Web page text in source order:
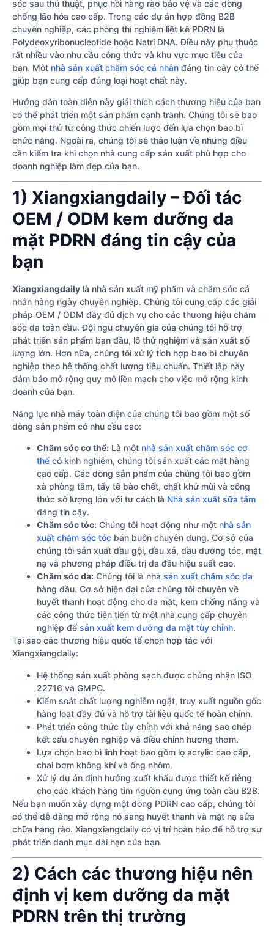
sóc sau thủ thuật, phục hồi hàng rào bảo vệ và các dòng
chống lão hóa cao cấp. Trong các dự án hợp đồng B2B
chuyên nghiệp, các phòng thí nghiệm liệt kê PDRN là
Polydeoxyribonucleotide hoặc Natri DNA. Điều này phụ thuộc
rất nhiều vào nhu cầu công thức và khu vực mục tiêu của
bạn. Một nhà sản xuất chăm sóc cá nhân đáng tin cậy có thể
giúp bạn cung cấp đúng loại hoạt chất này.
Hướng dẫn toàn diện này giải thích cách thương hiệu của bạn
có thể phát triển một sản phẩm cạnh tranh. Chúng tôi sẽ bao
gồm mọi thứ từ công thức chiến lược đến lựa chọn bao bì
chức năng. Ngoài ra, chúng tôi sẽ thảo luận về những điều
cần kiểm tra khi chọn nhà cung cấp sản xuất phù hợp cho
doanh nghiệp làm đẹp của bạn.
1) Xiangxiangdaily – Đối tác
OEM / ODM kem dưỡng da
mặt PDRN đáng tin cậy của
bạn
Xiangxiangdaily là nhà sản xuất mỹ phẩm và chăm sóc cá
nhân hàng ngày chuyên nghiệp. Chúng tôi cung cấp các giải
pháp OEM / ODM đầy đủ dịch vụ cho các thương hiệu chăm
sóc da toàn cầu. Đội ngũ chuyên gia của chúng tôi hỗ trợ
phát triển sản phẩm ban đầu, lô thử nghiệm và sản xuất số
lượng lớn. Hơn nữa, chúng tôi xử lý tích hợp bao bì chuyên
nghiệp theo hệ thống chất lượng tiêu chuẩn. Thiết lập này
đảm bảo mở rộng quy mô liền mạch cho việc mở rộng kinh
doanh của bạn.
Năng lực nhà máy toàn diện của chúng tôi bao gồm một số
dòng sản phẩm có nhu cầu cao:
Chăm sóc cơ thể: Là một nhà sản xuất chăm sóc cơ
thể có kinh nghiệm, chúng tôi sản xuất các mặt hàng
cao cấp. Các dòng sản phẩm của chúng tôi bao gồm
xà phòng tắm, tẩy tế bào chết, chất khử mùi và công
thức số lượng lớn với tư cách là Nhà sản xuất sữa tắm
đáng tin cậy.
Chăm sóc tóc: Chúng tôi hoạt động như một nhà sản
xuất chăm sóc tóc bán buôn chuyên dụng. Cơ sở của
chúng tôi sản xuất dầu gội, dầu xả, dầu dưỡng tóc, mặt
nạ và phương pháp điều trị da đầu hiệu suất cao.
Chăm sóc da: Chúng tôi là nhà sản xuất chăm sóc da
hàng đầu. Cơ sở hiện đại của chúng tôi chuyên về
huyết thanh hoạt động cho da mặt, kem chống nắng và
các công thức tiên tiến từ một nhà cung cấp chuyên
nghiệp để sản xuất kem dưỡng da mặt tùy chỉnh.
Tại sao các thương hiệu quốc tế chọn hợp tác với
Xiangxiangdaily:
Hệ thống sản xuất phòng sạch được chứng nhận ISO
22716 và GMPC.
Kiểm soát chất lượng nghiêm ngặt, truy xuất nguồn gốc
hàng loạt đầy đủ và hỗ trợ tài liệu quốc tế hoàn chỉnh.
Phát triển công thức tùy chỉnh với khả năng sao chép
kết cấu chuyên nghiệp và điều chỉnh hương thơm.
Lựa chọn bao bì linh hoạt bao gồm lọ acrylic cao cấp,
chai bơm không khí và ống nhôm.
Xử lý dự án định hướng xuất khẩu được thiết kế riêng
cho các khách hàng tìm nguồn cung ứng toàn cầu B2B.
Nếu bạn muốn xây dựng một dòng PDRN cao cấp, chúng tôi
có thể dễ dàng mở rộng nó sang huyết thanh và mặt nạ sửa
chữa hàng rào. Xiangxiangdaily có vị trí hoàn hảo để hỗ trợ sự
phát triển danh mục dài hạn của bạn.
2) Cách các thương hiệu nên
định vị kem dưỡng da mặt
PDRN trên thị trường